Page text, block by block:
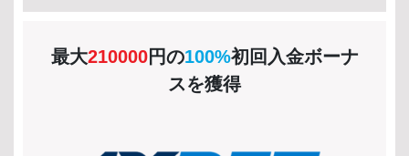
最大210000円の100%初回入金ボーナ
スを獲得